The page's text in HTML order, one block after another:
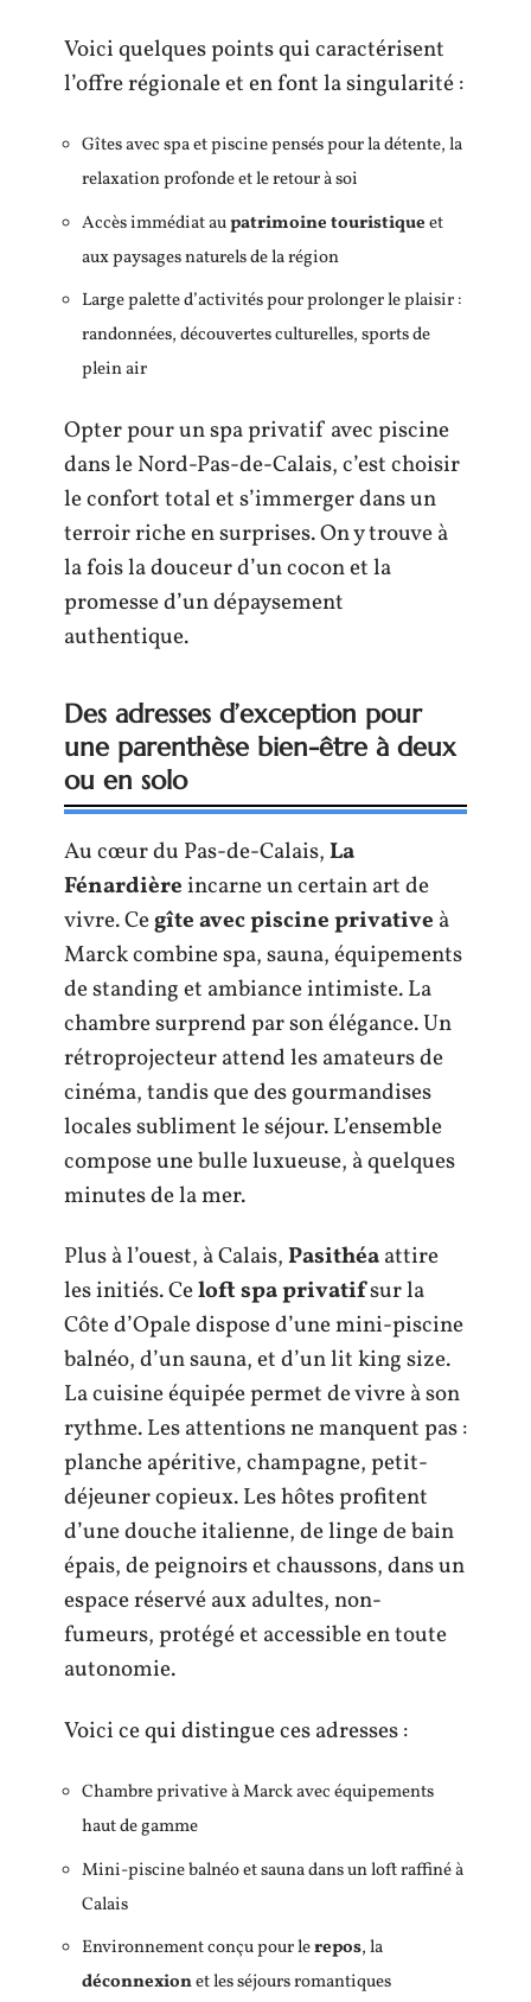
Voici quelques points qui caractérisent
l’offre régionale et en font la singularité :
Gîtes avec spa et piscine pensés pour la détente, la
relaxation profonde et le retour à soi
Accès immédiat aupatrimoine touristiqueet
aux paysages naturels de la région
Large palette d’activités pour prolonger le plaisir :
randonnées, découvertes culturelles, sports de
plein air
Opter pour un spa privatif avec piscine
dans le Nord-Pas-de-Calais, c’est choisir
le confort total et s’immerger dans un
terroir riche en surprises. On y trouve à
la fois la douceur d’un cocon et la
promesse d’un dépaysement
authentique.
Des adresses d’exception pour
une parenthèse bien-être à deux
ou en solo
Au cœur du Pas-de-Calais,La
Fénardièreincarne un certain art de
vivre. Cegîte avec piscine privative à
Marck combine spa, sauna, équipements
de standing et ambiance intimiste. La
chambre surprend par son élégance. Un
rétroprojecteur attend les amateurs de
cinéma, tandis que des gourmandises
locales subliment le séjour. L’ensemble
compose une bulle luxueuse, à quelques
minutes de la mer.
Plus à l’ouest, à Calais,Pasithéaattire
les initiés. Celoft spa privatifsur la
Côte d’Opale dispose d’une mini-piscine
balnéo, d’un sauna, et d’un lit king size.
La cuisine équipée permet de vivre à son
rythme. Les attentions ne manquent pas :
planche apéritive, champagne, petit-
déjeuner copieux. Les hôtes profitent
d’une douche italienne, de linge de bain
épais, de peignoirs et chaussons, dans un
espace réservé aux adultes, non-
fumeurs, protégé et accessible en toute
autonomie.
Voici ce qui distingue ces adresses :
Chambre privative à Marck avec équipements
haut de gamme
Mini-piscine balnéo et sauna dans un loft raffiné à
Calais
Environnement conçu pour lerepos, la
déconnexionet les séjours romantiques